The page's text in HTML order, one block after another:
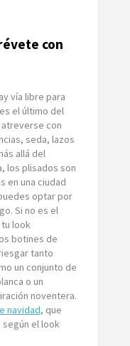
con
vía libre para
el último del
atreverse con
seda, lazos
allá del
los plisados son
en una ciudad
optar por
Si no es el
look
botines de
tanto
un conjunto de
o un
noventera.
navidad, que
el look